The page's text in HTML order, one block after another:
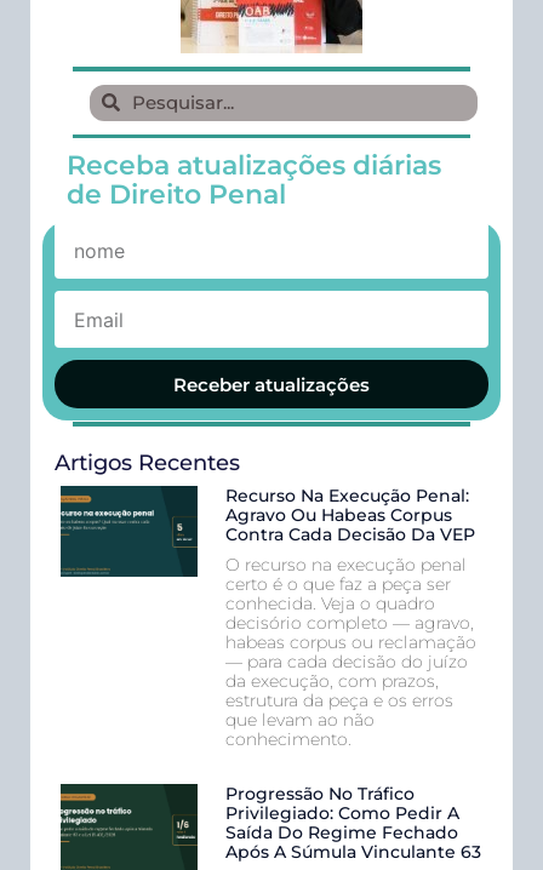
Receba atualizações diárias
de Direito Penal
Receber atualizações
Artigos Recentes
Recurso Na Execução Penal:
Agravo Ou Habeas Corpus
Contra Cada Decisão Da VEP
O recurso na execução penal
certo é o que faz a peça ser
conhecida. Veja o quadro
decisório completo — agravo,
habeas corpus ou reclamação
— para cada decisão do juízo
da execução, com prazos,
estrutura da peça e os erros
que levam ao não
conhecimento.
Progressão No Tráfico
Privilegiado: Como Pedir A
Saída Do Regime Fechado
Após A Súmula Vinculante 63